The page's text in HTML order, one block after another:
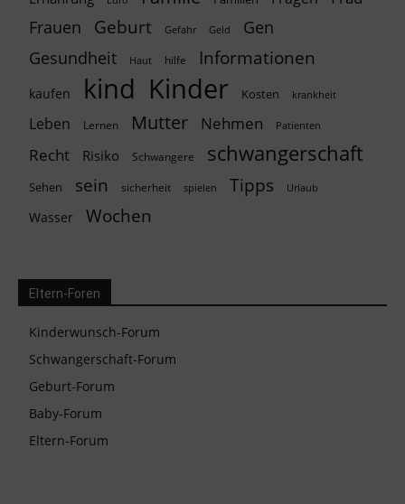
Frauen Geburt Gefahr Geld
Gen
Gesundheit
Haut hilfe Informationen
kaufen kind Kinder Kosten krankheit
Leben Lernen Mutter Nehmen Patienten
Recht Risiko Schwangere schwangerschaft
Sehen sein sicherheit spielen Tipps Urlaub
Wasser Wochen
Eltern-Foren
Kinderwunsch-Forum
Schwangerschaft-Forum
Geburt-Forum
Baby-Forum
Eltern-Forum